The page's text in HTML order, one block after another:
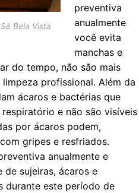
Bela Vista
preventiva
anualmente
você evita
manchas e
do tempo, não são mais
profissional. Além da
ácaros e bactérias que
e não são visíveis
por ácaros podem,
gripes e resfriados.
anualmente e
de sujeiras, ácaros e
durante este período de